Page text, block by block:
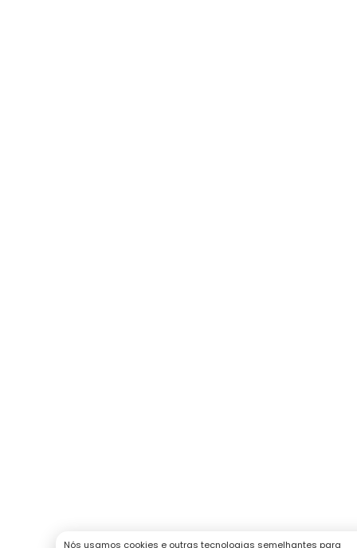
Nós usamos cookies e outras tecnologias semelhantes para